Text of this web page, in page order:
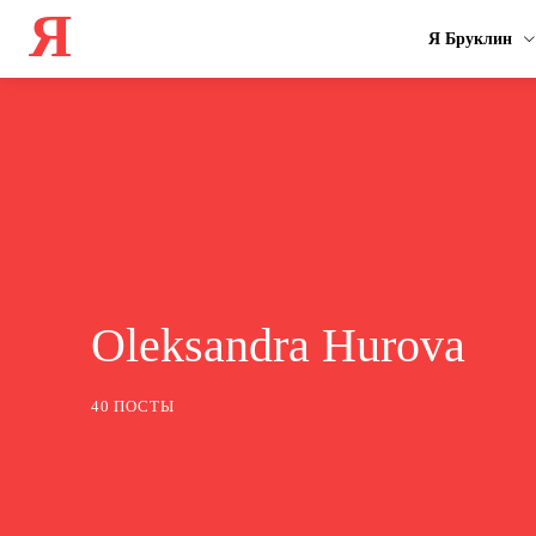
Я Я Бруклин
Oleksandra Hurova
40 ПОСТЫ